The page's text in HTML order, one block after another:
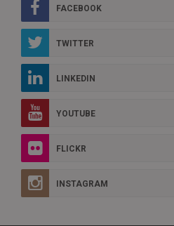
FACEBOOK
TWITTER
LINKEDIN
YOUTUBE
FLICKR
INSTAGRAM